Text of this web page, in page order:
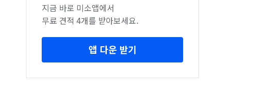
지금 바로 미소앱에서
무료 견적 4개를 받아보세요.
앱 다운 받기